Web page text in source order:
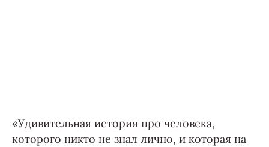
«Удивительная история про человека,
которого никто не знал лично, и которая на